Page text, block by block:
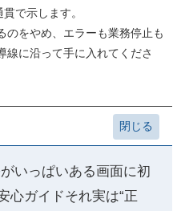
で示します。
のをやめ、エラーも業務停止も
線に沿って手に入れてくださ
いっぱいある画面に初
心ガイドそれ実は“正